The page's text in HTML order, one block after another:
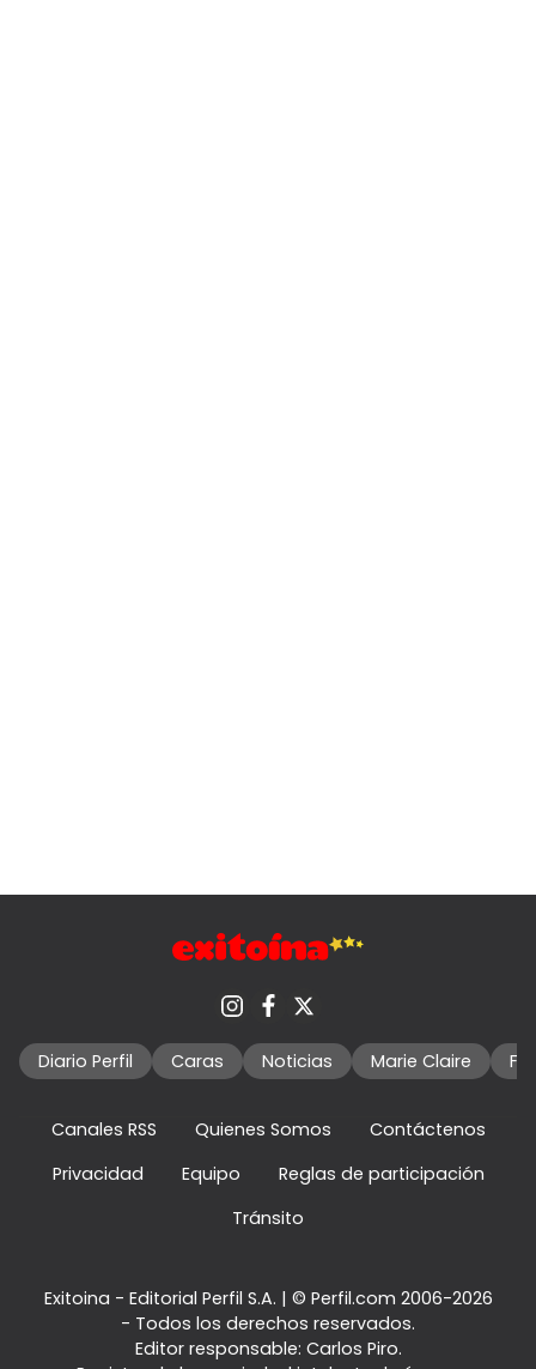
Diario Perfil Caras Noticias Marie Claire
Canales RSS Quienes Somos
Contáctenos
Privacidad
Equipo
Reglas de participación
Tránsito
Exitoina - Editorial Perfil S.A. | © Perfil.com 2006-2026
- Todos los derechos reservados.
Editor responsable: Carlos Piro.